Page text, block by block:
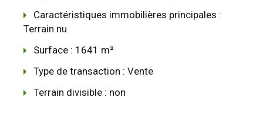
Caractéristiques immobilières principales :
Terrain nu
Surface : 1641 m²
Type de transaction : Vente
Terrain divisible : non